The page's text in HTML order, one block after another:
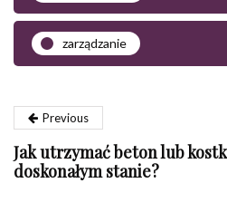
zarządzanie
Previous
Jak utrzymać beton lub
doskonałym stanie?